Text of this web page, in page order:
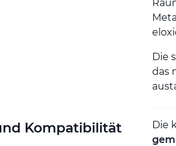
Die
das
Kompatibilität Die